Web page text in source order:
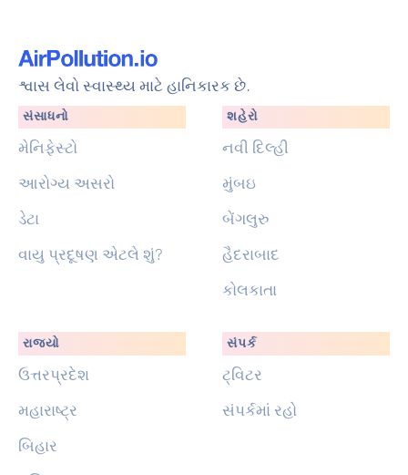
શ્વાસ લેવો સ્વાસ્થ્ય માટે હાનિકારક છે.
સંસાધનો
મેનિફેસ્ટો
આરોગ્ય અસરો
ડેટા
વાયુ પ્રદૂષણ એટલે શું?
શહેરો
નવી દિલ્હી
મુંબઇ
બેંગલુરુ
હૈદરાબાદ
કોલકાતા
રાજ્યો
ઉત્તરપ્રદેશ
મહારાષ્ટ્ર
બિહાર
સંપર્ક
ટ્વિટર
સંપર્કમાં રહો